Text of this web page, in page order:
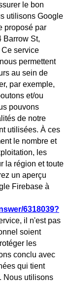
le bon
utilisons Google
proposé par
Barrow St,
service
permettent
au sein de
par exemple,
et/ou
pouvons
de notre
utilisées. À ces
le nombre et
les
la région et toute
un aperçu
Firebase à
6318039?
il n'est pas
soient
les
conclu avec
qui tient
Nous utilisons